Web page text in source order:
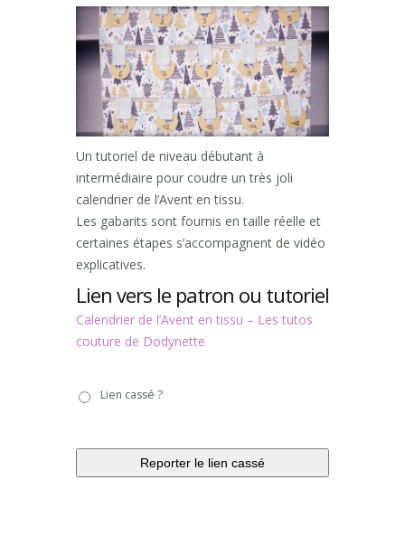
Un tutoriel de niveau débutant à
intermédiaire pour coudre un très joli
calendrier de l’Avent en tissu.
Les gabarits sont fournis en taille réelle et
certaines étapes s’accompagnent de vidéo
explicatives.
Lien vers le patron ou tutoriel
Calendrier de l’Avent en tissu – Les tutos
couture de Dodynette
casséLien cassé ?